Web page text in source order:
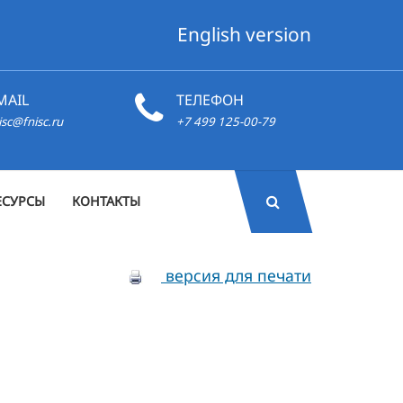
English version
ТЕЛЕФОН
+7 499 125-00-79
КОНТАКТЫ
версия для печати